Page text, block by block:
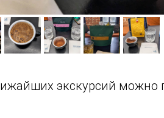
экскурсий можно